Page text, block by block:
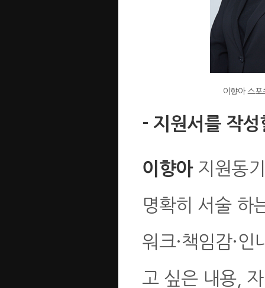
이향아 스포
- 지원서를 작
이향아지원동
명확히 서술 하
워크·책임감·
고 싶은 내용,